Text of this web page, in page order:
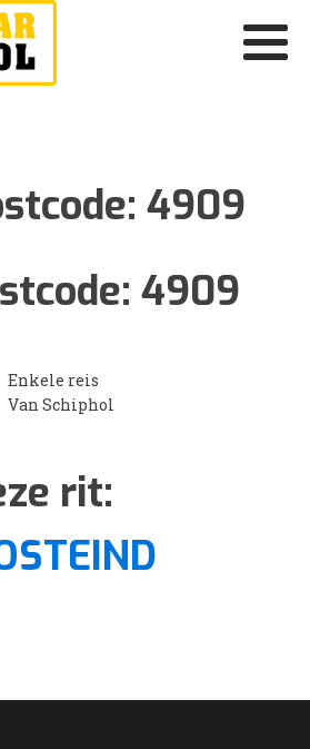
4909
4909
Enkele reis
Van Schiphol
rit: